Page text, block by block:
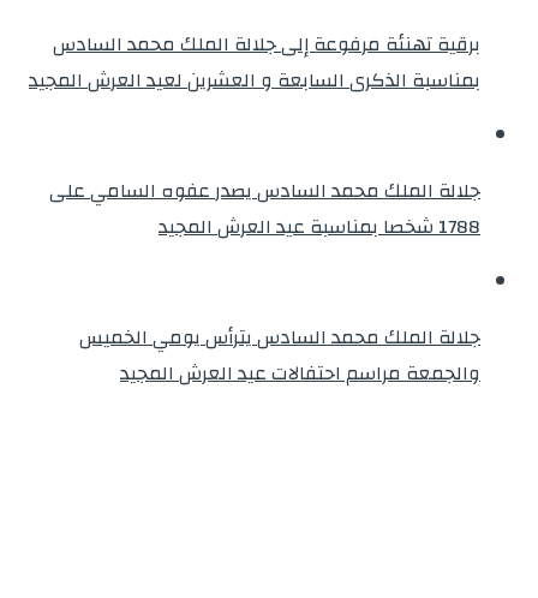
برقية تهنئة مرفوعة إلى جلالة الملك محمد السادس
بمناسبة الذكرى السابعة و العشرين لعيد العرش المجيد
جلالة الملك محمد السادس يصدر عفوه السامي على
1788 شخصا بمناسبة عيد العرش المجيد
جلالة الملك محمد السادس يترأس يومي الخميس
والجمعة مراسم احتفالات عيد العرش المجيد